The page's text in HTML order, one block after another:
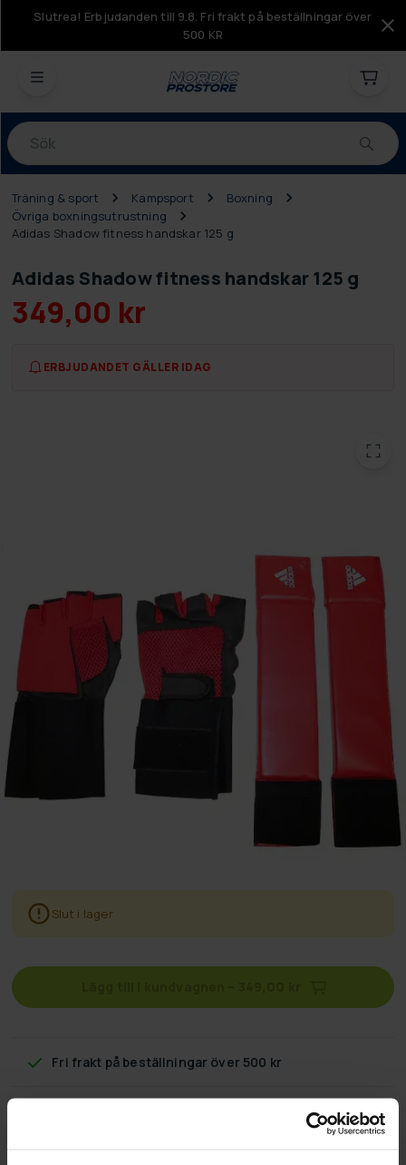
Slutrea! Erbjudanden till 9.8. Fri frakt på beställningar över
500 KR
Produkter
Träning & sport Kampsport
Boxning
Övriga boxningsutrustning
Adidas Shadow fitness handskar 125 g
Adidas Shadow fitness handskar 125 g
349,00 kr
ERBJUDANDET GÄLLER IDAG
Slut i lager
Fri frakt på beställningar över 500 kr